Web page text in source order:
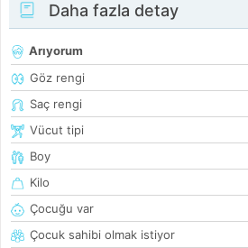
Daha fazla detay
Arıyorum
Göz rengi
Saç rengi
Vücut tipi
Boy
Kilo
Çocuğu var
Çocuk sahibi olmak istiyor